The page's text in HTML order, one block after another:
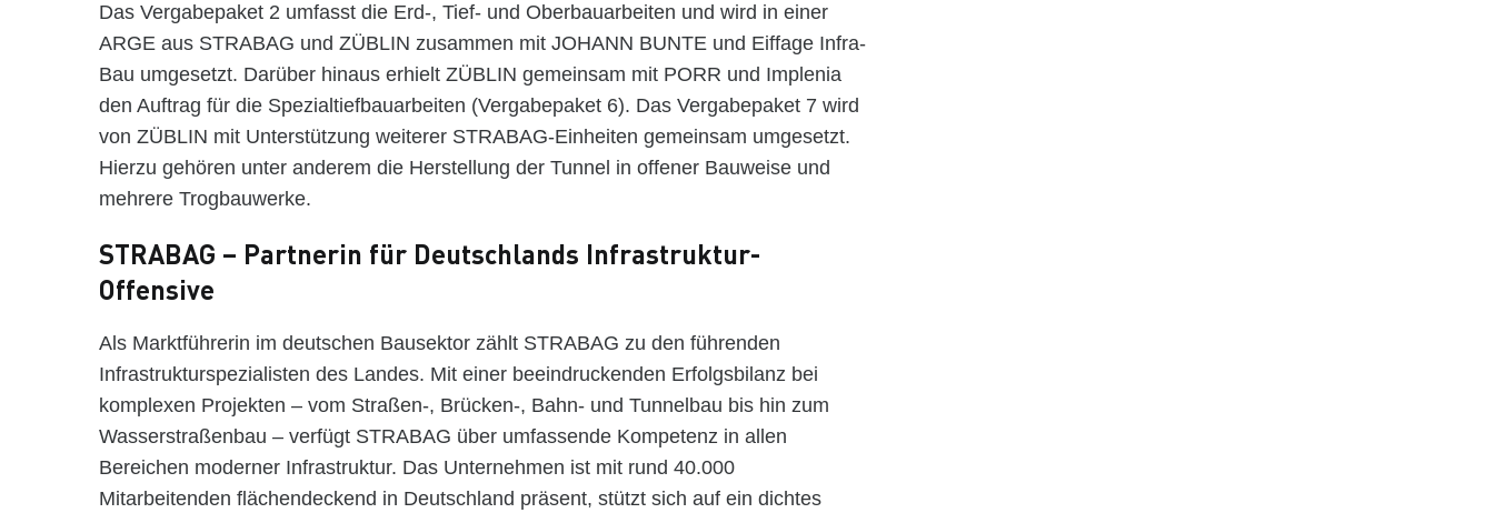
Das Vergabepaket 2 umfasst die Erd-, Tief- und Oberbauarbeiten und wird in einer
ARGE aus STRABAG und ZÜBLIN zusammen mit JOHANN BUNTE und Eiffage Infra-
Bau umgesetzt. Darüber hinaus erhielt ZÜBLIN gemeinsam mit PORR und Implenia
den Auftrag für die Spezialtiefbauarbeiten (Vergabepaket 6). Das Vergabepaket 7 wird
von ZÜBLIN mit Unterstützung weiterer STRABAG-Einheiten gemeinsam umgesetzt.
Hierzu gehören unter anderem die Herstellung der Tunnel in offener Bauweise und
mehrere Trogbauwerke.
STRABAG – Partnerin für Deutschlands Infrastruktur-
Offensive
Als Marktführerin im deutschen Bausektor zählt STRABAG zu den führenden
Infrastrukturspezialisten des Landes. Mit einer beeindruckenden Erfolgsbilanz bei
komplexen Projekten – vom Straßen-, Brücken-, Bahn- und Tunnelbau bis hin zum
Wasserstraßenbau – verfügt STRABAG über umfassende Kompetenz in allen
Bereichen moderner Infrastruktur. Das Unternehmen ist mit rund 40.000
Mitarbeitenden flächendeckend in Deutschland präsent, stützt sich auf ein dichtes